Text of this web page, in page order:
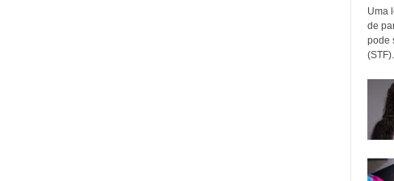
Uma
de
pode
(STF).